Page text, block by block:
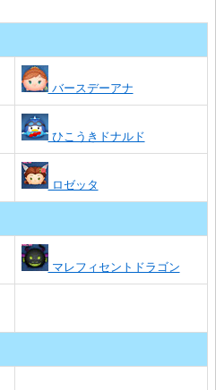
バースデーアナ
ひこうきドナルド
ロゼッタ
マレフィセントドラゴン